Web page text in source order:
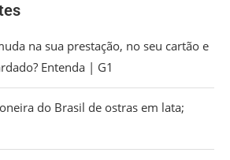
na sua prestação, no seu cartão e
Entenda | G1
do Brasil de ostras em lata;